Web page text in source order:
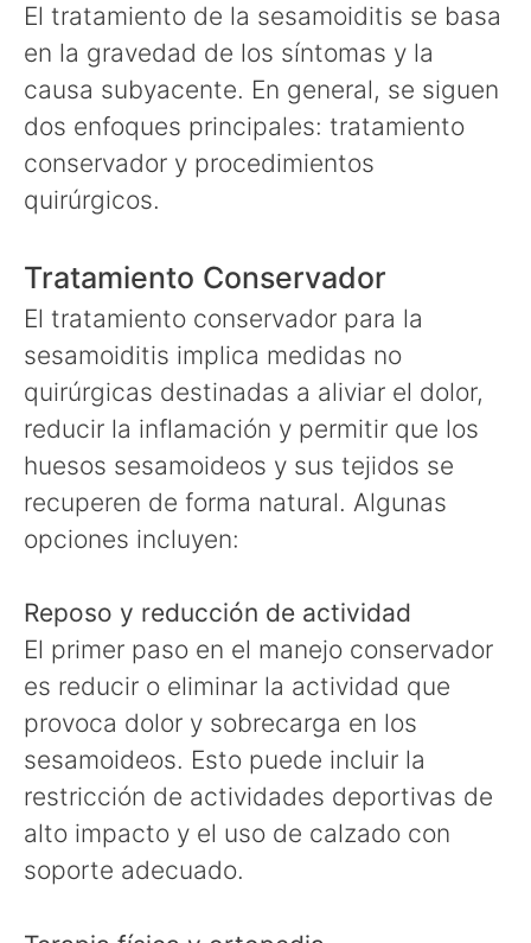
El tratamiento de la sesamoiditis se basa
en la gravedad de los síntomas y la
causa subyacente. En general, se siguen
dos enfoques principales: tratamiento
conservador y procedimientos
quirúrgicos.
Tratamiento Conservador
El tratamiento conservador para la
sesamoiditis implica medidas no
quirúrgicas destinadas a aliviar el dolor,
reducir la inflamación y permitir que los
huesos sesamoideos y sus tejidos se
recuperen de forma natural. Algunas
opciones incluyen:
Reposo y reducción de actividad
El primer paso en el manejo conservador
es reducir o eliminar la actividad que
provoca dolor y sobrecarga en los
sesamoideos. Esto puede incluir la
restricción de actividades deportivas de
alto impacto y el uso de calzado con
soporte adecuado.